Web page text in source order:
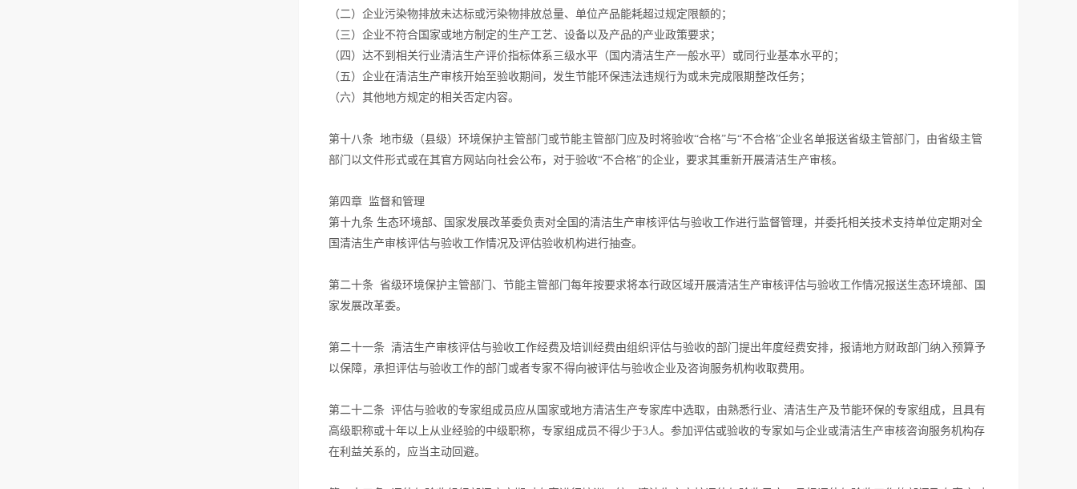
（二）企业污染物排放未达标或污染物排放总量、单位产品能耗超过规定限额的；
（三）企业不符合国家或地方制定的生产工艺、设备以及产品的产业政策要求；
（四）达不到相关行业清洁生产评价指标体系三级水平（国内清洁生产一般水平）或同行业基本水平的；
（五）企业在清洁生产审核开始至验收期间，发生节能环保违法违规行为或未完成限期整改任务；
（六）其他地方规定的相关否定内容。
第十八条 地市级（县级）环境保护主管部门或节能主管部门应及时将验收“合格”与“不合格”企业名单报送省级主管部门，由省级主管
部门以文件形式或在其官方网站向社会公布，对于验收“不合格”的企业，要求其重新开展清洁生产审核。
第四章 监督和管理
第十九条 生态环境部、国家发展改革委负责对全国的清洁生产审核评估与验收工作进行监督管理，并委托相关技术支持单位定期对全
国清洁生产审核评估与验收工作情况及评估验收机构进行抽查。
第二十条 省级环境保护主管部门、节能主管部门每年按要求将本行政区域开展清洁生产审核评估与验收工作情况报送生态环境部、国
家发展改革委。
第二十一条 清洁生产审核评估与验收工作经费及培训经费由组织评估与验收的部门提出年度经费安排，报请地方财政部门纳入预算予
以保障，承担评估与验收工作的部门或者专家不得向被评估与验收企业及咨询服务机构收取费用。
第二十二条 评估与验收的专家组成员应从国家或地方清洁生产专家库中选取，由熟悉行业、清洁生产及节能环保的专家组成，且具有
高级职称或十年以上从业经验的中级职称，专家组成员不得少于3人。参加评估或验收的专家如与企业或清洁生产审核咨询服务机构存
在利益关系的，应当主动回避。